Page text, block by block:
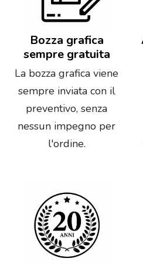
Bozza grafica
sempre gratuita
La bozza grafica viene
sempre inviata con il
preventivo, senza
nessun impegno per
l'ordine.